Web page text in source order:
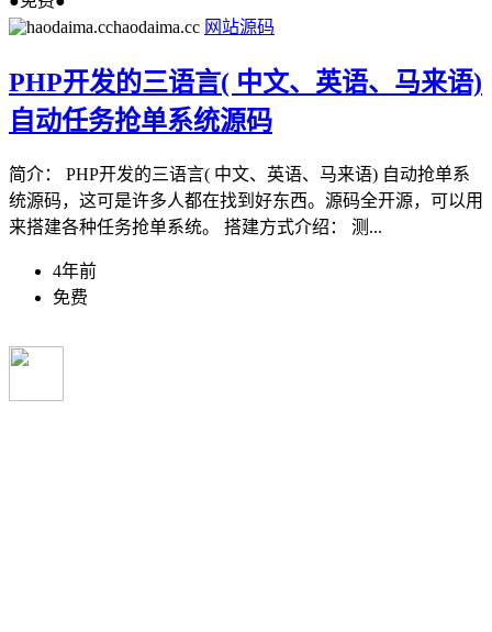
haodaima.cc 网站源码
PHP开发的三语言( 中文、英语、马来语)
自动任务抢单系统源码
简介： PHP开发的三语言( 中文、英语、马来语) 自动抢单系
统源码，这可是许多人都在找到好东西。源码全开源，可以用
来搭建各种任务抢单系统。 搭建方式介绍： 测...
4年前
免费